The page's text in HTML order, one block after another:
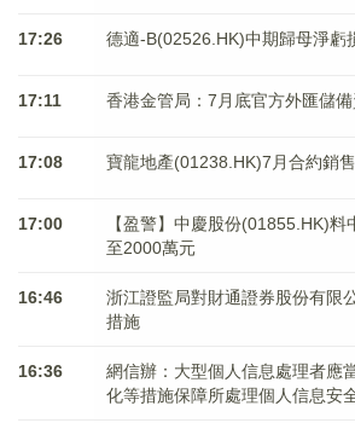
17:26 德適-B(02526.HK)中期歸母淨虧
17:11 香港金管局：7月底官方外匯儲
17:08 寶龍地產(01238.HK)7月合約銷
17:00
【盈警】中慶股份(01855.HK)
至2000萬元
16:46
浙江證監局對財通證券股份有限
措施
16:36
網信辦：大型個人信息處理者應
化等措施保障所處理個人信息安